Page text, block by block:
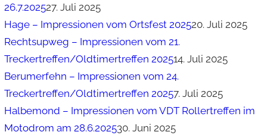
26.7.202527. Juli 2025
Hage – Impressionen vom Ortsfest 202520. Juli 2025
Rechtsupweg – Impressionen vom 21.
Treckertreffen/Oldtimertreffen 202514. Juli 2025
Berumerfehn – Impressionen vom 24.
Treckertreffen/Oldtimertreffen 20257. Juli 2025
Halbemond – Impressionen vom VDT Rollertreffen im
Motodrom am 28.6.202530. Juni 2025